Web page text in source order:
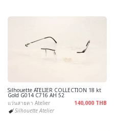
Silhouette ATELIER COLLECTION 18 kt
Gold G014 C716 AH 52
แว่นสายตา Atelier
140,000 THB
Silhouette Atelier